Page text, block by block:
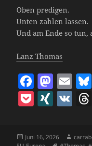
Oben predigen.
Unten zahlen lassen.
Und am Ende so tun,
Lanz Thomas
F
a
c
M
as
to
E
m
P
c
X
N
V
Veröffentlicht
Juni 16, 2026 Autor